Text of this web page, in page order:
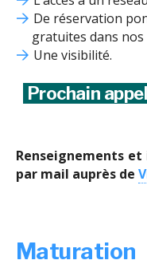
De réservation
gratuites dans nos
Une visibilité.
Prochain
Renseignements
par mail auprès de
Maturation